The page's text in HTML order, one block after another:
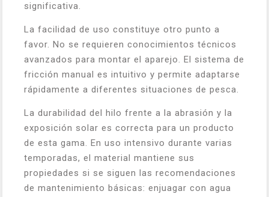
significativa.
La facilidad de uso constituye otro punto a
favor. No se requieren conocimientos técnicos
avanzados para montar el aparejo. El sistema de
fricción manual es intuitivo y permite adaptarse
rápidamente a diferentes situaciones de pesca.
La durabilidad del hilo frente a la abrasión y la
exposición solar es correcta para un producto
de esta gama. En uso intensivo durante varias
temporadas, el material mantiene sus
propiedades si se siguen las recomendaciones
de mantenimiento básicas: enjuagar con agua